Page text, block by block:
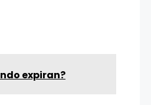
expiran?